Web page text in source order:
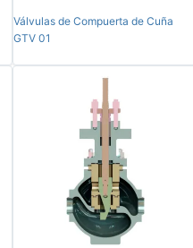
Válvulas de Compuerta de Cuña
GTV 01